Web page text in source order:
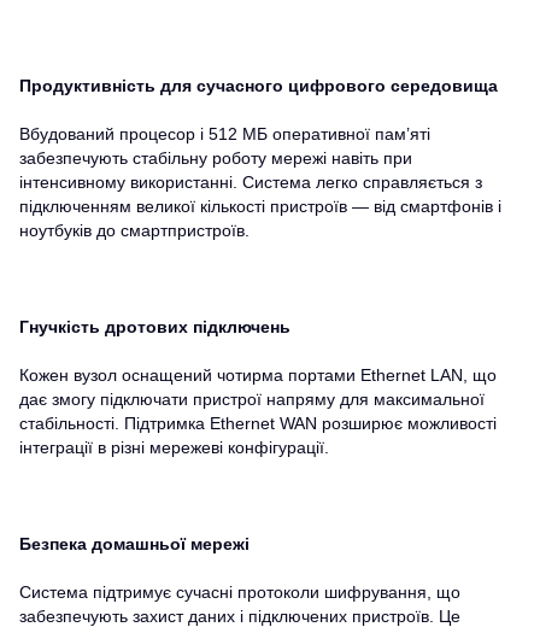
Продуктивність для сучасного цифрового середовища
Вбудований процесор і 512 МБ оперативної пам’яті
забезпечують стабільну роботу мережі навіть при
інтенсивному використанні. Система легко справляється з
підключенням великої кількості пристроїв — від смартфонів і
ноутбуків до смартпристроїв.
Гнучкість дротових підключень
Кожен вузол оснащений чотирма портами Ethernet LAN, що
дає змогу підключати пристрої напряму для максимальної
стабільності. Підтримка Ethernet WAN розширює можливості
інтеграції в різні мережеві конфігурації.
Безпека домашньої мережі
Система підтримує сучасні протоколи шифрування, що
забезпечують захист даних і підключених пристроїв. Це